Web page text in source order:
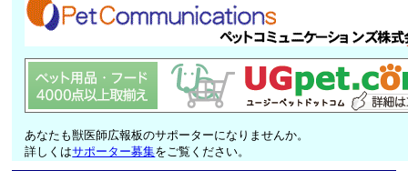
あなたも獣医師広報板のサポーターになりませんか。
詳しくはサポーター募集をご覧ください。